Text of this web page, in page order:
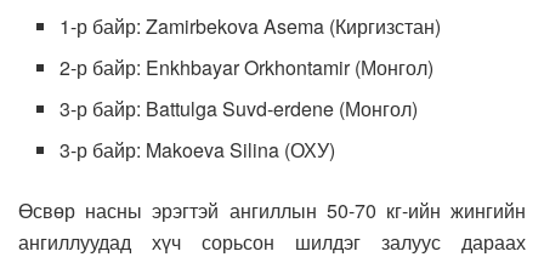
1-р байр: Zamirbekova Asema (Киргизстан)
2-р байр: Enkhbayar Orkhontamir (Монгол)
3-р байр: Battulga Suvd-erdene (Монгол)
3-р байр: Makoeva Silina (ОХУ)
Өсвөр насны эрэгтэй ангиллын 50-70 кг-ийн жингийн
ангиллуудад хүч сорьсон шилдэг залуус дараах